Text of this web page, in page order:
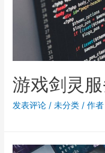
游戏剑灵
发表评论 /未分类 / 作者